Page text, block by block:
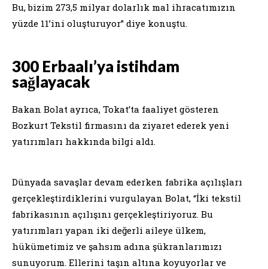
Bu, bizim 273,5 milyar dolarlık mal ihracatımızın
yüzde 11’ini oluşturuyor” diye konuştu.
300 Erbaalı’ya istihdam
sağlayacak
Bakan Bolat ayrıca, Tokat’ta faaliyet gösteren
Bozkurt Tekstil firmasını da ziyaret ederek yeni
yatırımları hakkında bilgi aldı.
Dünyada savaşlar devam ederken fabrika açılışları
gerçekleştirdiklerini vurgulayan Bolat, “İki tekstil
fabrikasının açılışını gerçekleştiriyoruz. Bu
yatırımları yapan iki değerli aileye ülkem,
hükümetimiz ve şahsım adına şükranlarımızı
sunuyorum. Ellerini taşın altına koyuyorlar ve